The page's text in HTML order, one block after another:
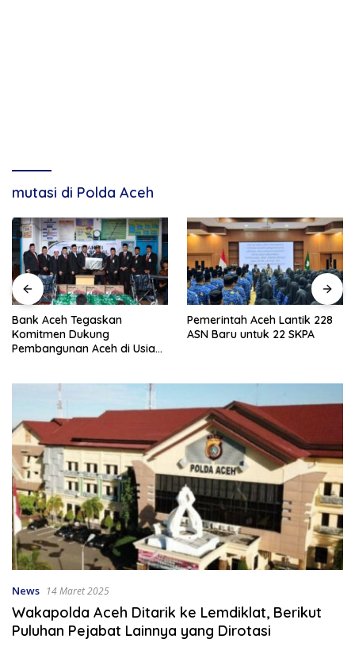
mutasi di Polda Aceh
Bank Aceh Tegaskan
Komitmen Dukung
Pembangunan Aceh di Usia
Pemerintah Aceh Lantik 228
ASN Baru untuk 22 SKPA
News 14 Maret 2025
Wakapolda Aceh Ditarik ke Lemdiklat, Berikut
Puluhan Pejabat Lainnya yang Dirotasi